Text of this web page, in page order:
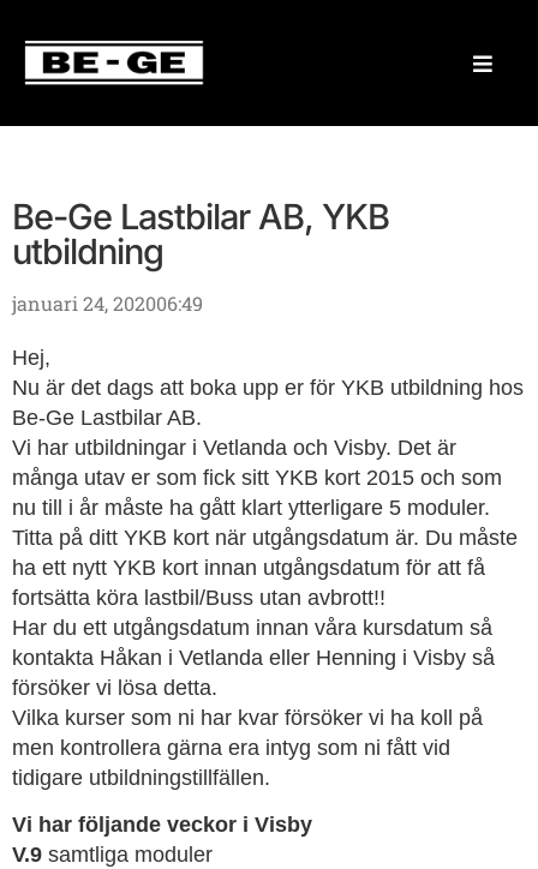
Be-Ge Lastbilar AB, YKB
utbildning
januari 24, 202006:49
Hej,
Nu är det dags att boka upp er för YKB utbildning hos
Be-Ge Lastbilar AB.
Vi har utbildningar i Vetlanda och Visby. Det är
många utav er som fick sitt YKB kort 2015 och som
nu till i år måste ha gått klart ytterligare 5 moduler.
Titta på ditt YKB kort när utgångsdatum är. Du måste
ha ett nytt YKB kort innan utgångsdatum för att få
fortsätta köra lastbil/Buss utan avbrott!!
Har du ett utgångsdatum innan våra kursdatum så
kontakta Håkan i Vetlanda eller Henning i Visby så
försöker vi lösa detta.
Vilka kurser som ni har kvar försöker vi ha koll på
men kontrollera gärna era intyg som ni fått vid
tidigare utbildningstillfällen.
Vi har följande veckor i Visby
V.9 samtliga moduler